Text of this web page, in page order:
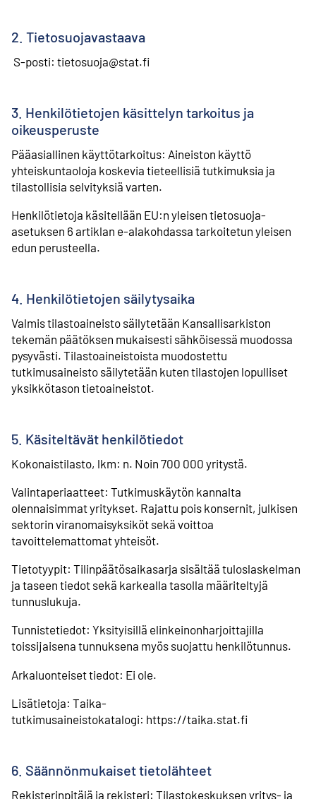
2. Tietosuojavastaava
S-posti: tietosuoja@stat.fi
3. Henkilötietojen käsittelyn tarkoitus ja
oikeusperuste
Pääasiallinen käyttötarkoitus: Aineiston käyttö
yhteiskuntaoloja koskevia tieteellisiä tutkimuksia ja
tilastollisia selvityksiä varten.
Henkilötietoja käsitellään EU:n yleisen tietosuoja-
asetuksen 6 artiklan e-alakohdassa tarkoitetun yleisen
edun perusteella.
4. Henkilötietojen säilytysaika
Valmis tilastoaineisto säilytetään Kansallisarkiston
tekemän päätöksen mukaisesti sähköisessä muodossa
pysyvästi. Tilastoaineistoista muodostettu
tutkimusaineisto säilytetään kuten tilastojen lopulliset
yksikkötason tietoaineistot.
5. Käsiteltävät henkilötiedot
Kokonaistilasto, lkm: n. Noin 700 000 yritystä.
Valintaperiaatteet: Tutkimuskäytön kannalta
olennaisimmat yritykset. Rajattu pois konsernit, julkisen
sektorin viranomaisyksiköt sekä voittoa
tavoittelemattomat yhteisöt.
Tietotyypit: Tilinpäätösaikasarja sisältää tuloslaskelman
ja taseen tiedot sekä karkealla tasolla määriteltyjä
tunnuslukuja.
Tunnistetiedot: Yksityisillä elinkeinonharjoittajilla
toissijaisena tunnuksena myös suojattu henkilötunnus.
Arkaluonteiset tiedot: Ei ole.
Lisätietoja: Taika-
tutkimusaineistokatalogi: https://taika.stat.fi
6. Säännönmukaiset tietolähteet
Rekisterinpitäjä ja rekisteri: Tilastokeskuksen yritys- ja